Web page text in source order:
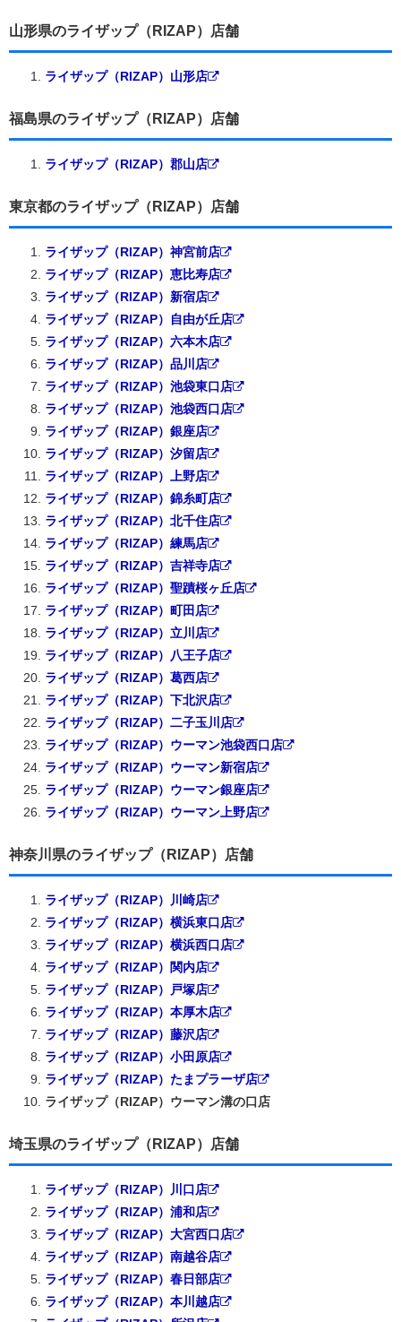
山形県のライザップ（RIZAP）店舗
ライザップ（RIZAP）山形店
福島県のライザップ（RIZAP）店舗
ライザップ（RIZAP）郡山店
東京都のライザップ（RIZAP）店舗
ライザップ（RIZAP）神宮前店
ライザップ（RIZAP）恵比寿店
ライザップ（RIZAP）新宿店
ライザップ（RIZAP）自由が丘店
ライザップ（RIZAP）六本木店
ライザップ（RIZAP）品川店
ライザップ（RIZAP）池袋東口店
ライザップ（RIZAP）池袋西口店
ライザップ（RIZAP）銀座店
ライザップ（RIZAP）汐留店
ライザップ（RIZAP）上野店
ライザップ（RIZAP）錦糸町店
ライザップ（RIZAP）北千住店
ライザップ（RIZAP）練馬店
ライザップ（RIZAP）吉祥寺店
ライザップ（RIZAP）聖蹟桜ヶ丘店
ライザップ（RIZAP）町田店
ライザップ（RIZAP）立川店
ライザップ（RIZAP）八王子店
ライザップ（RIZAP）葛西店
ライザップ（RIZAP）下北沢店
ライザップ（RIZAP）二子玉川店
ライザップ（RIZAP）ウーマン池袋西口店
ライザップ（RIZAP）ウーマン新宿店
ライザップ（RIZAP）ウーマン銀座店
ライザップ（RIZAP）ウーマン上野店
神奈川県のライザップ（RIZAP）店舗
ライザップ（RIZAP）川崎店
ライザップ（RIZAP）横浜東口店
ライザップ（RIZAP）横浜西口店
ライザップ（RIZAP）関内店
ライザップ（RIZAP）戸塚店
ライザップ（RIZAP）本厚木店
ライザップ（RIZAP）藤沢店
ライザップ（RIZAP）小田原店
ライザップ（RIZAP）たまプラーザ店
ライザップ（RIZAP）ウーマン溝の口店
埼玉県のライザップ（RIZAP）店舗
ライザップ（RIZAP）川口店
ライザップ（RIZAP）浦和店
ライザップ（RIZAP）大宮西口店
ライザップ（RIZAP）南越谷店
ライザップ（RIZAP）春日部店
ライザップ（RIZAP）本川越店